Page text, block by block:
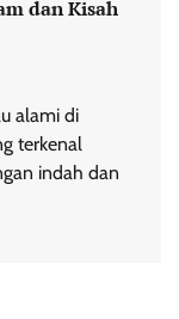
dan Kisah
alami di
terkenal
indah dan